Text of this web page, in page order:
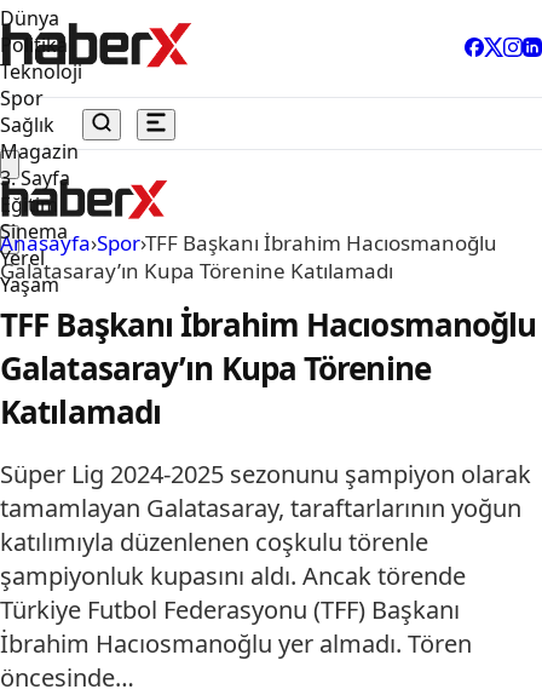
Dünya
Politika
Teknoloji
Spor
Sağlık
Magazin
3. Sayfa
Eğitim
Sinema
Yerel
Yaşam
Anasayfa›Spor›TFF Başkanı İbrahim Hacıosmanoğlu
Galatasaray’ın Kupa Törenine Katılamadı
TFF Başkanı İbrahim Hacıosmanoğlu
Galatasaray’ın Kupa Törenine
Katılamadı
Süper Lig 2024-2025 sezonunu şampiyon olarak
tamamlayan Galatasaray, taraftarlarının yoğun
katılımıyla düzenlenen coşkulu törenle
şampiyonluk kupasını aldı. Ancak törende
Türkiye Futbol Federasyonu (TFF) Başkanı
İbrahim Hacıosmanoğlu yer almadı. Tören
öncesinde…